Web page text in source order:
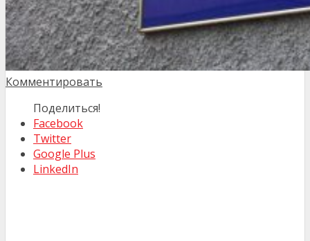
Комментировать
Поделиться!
Facebook
Twitter
Google Plus
LinkedIn